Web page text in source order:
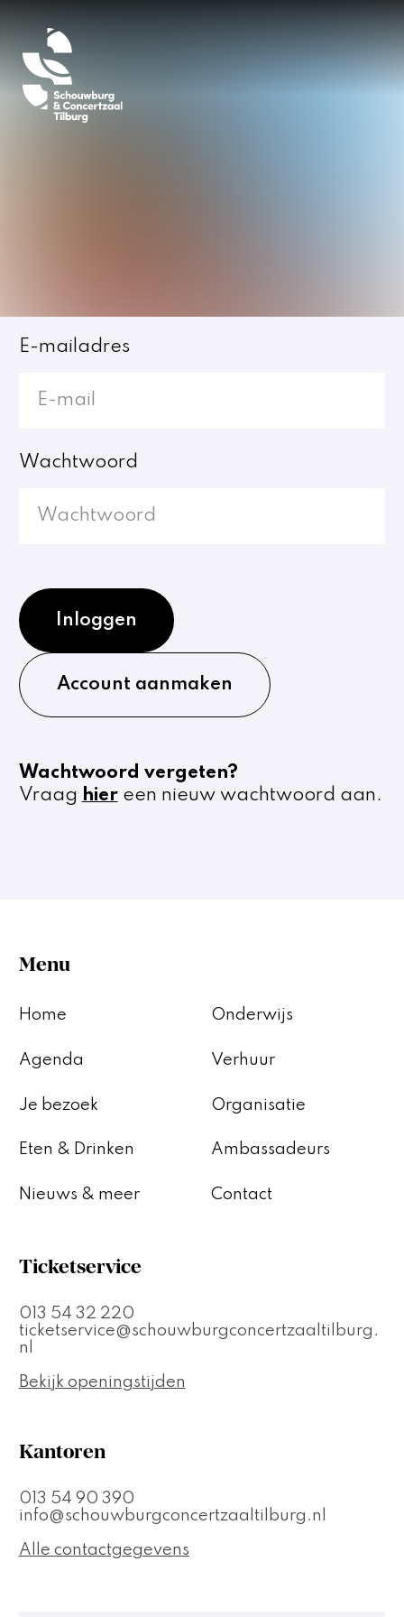
Inloggen
E-mailadres
Wachtwoord
Inloggen
Account aanmaken
Wachtwoord vergeten?
Vraag hiereen nieuw wachtwoord aan.
Menu
Home
Agenda
Je bezoek
Eten & Drinken
Nieuws & meer
Onderwijs
Verhuur
Organisatie
Ambassadeurs
Contact
Ticketservice
013 54 32 220
ticketservice@schouwburgconcertzaaltilburg.
nl
Bekijk openingstijden
Kantoren
013 54 90 390
info@schouwburgconcertzaaltilburg.nl
Alle contactgegevens